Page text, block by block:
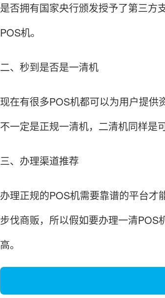
是否拥有国家央行颁发授予了第三方
POS机。
二、秒到是否是一清机
现在有很多POS机都可以为用户提
不一定是正规一清机，二清机同样是
三、办理渠道推荐
办理正规的POS机需要靠谱的平台
步伐商贩，所以假如要办理一清
高。